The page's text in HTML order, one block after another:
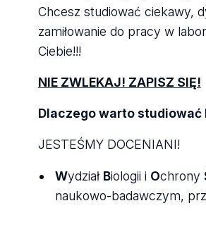
Chcesz studiować ciekawy,
zamiłowanie do pracy w
Ciebie!!!
NIE ZWLEKAJ! ZAPISZ SIĘ!
Dlaczego warto studiować
JESTEŚMY DOCENIANI!
Wydział Biologii i Ochrony
naukowo-badawczym,